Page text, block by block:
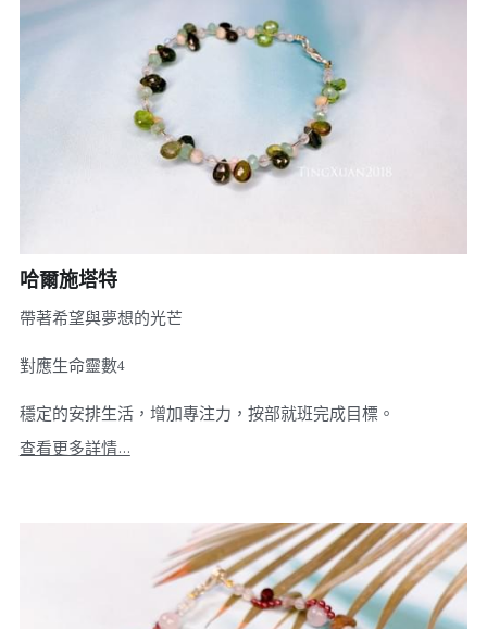
哈爾施塔特
帶著希望與夢想的光芒
對應生命靈數4
穩定的安排生活，增加專注力，按部就班完成目標。
查看更多詳情...